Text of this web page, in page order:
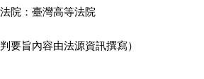
院：臺灣高等法院
判要旨內容由法源資訊撰寫）